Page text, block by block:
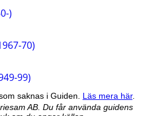
)
70)
99)
saknas i Guiden. Läs mera här.
AB. Du får använda guidens